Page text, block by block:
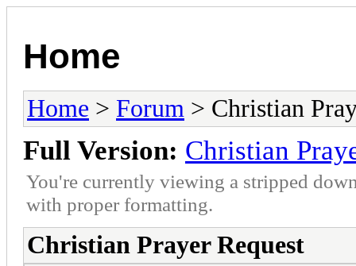
Home
Home > Forum > Christian
Full Version: Christian
You're currently viewing a stripped
with proper formatting.
Christian Prayer Request